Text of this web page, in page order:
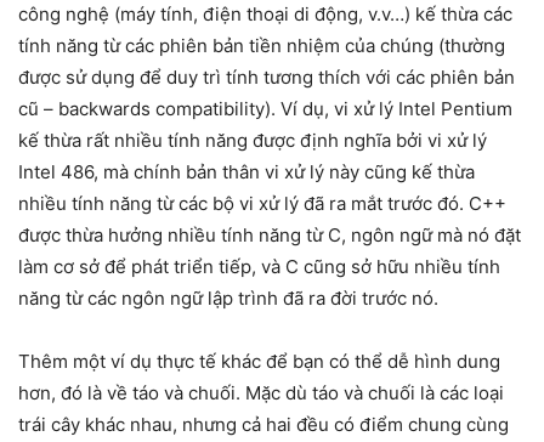
công nghệ (máy tính, điện thoại di động, v.v…) kế thừa các
tính năng từ các phiên bản tiền nhiệm của chúng (thường
được sử dụng để duy trì tính tương thích với các phiên bản
cũ – backwards compatibility). Ví dụ, vi xử lý Intel Pentium
kế thừa rất nhiều tính năng được định nghĩa bởi vi xử lý
Intel 486, mà chính bản thân vi xử lý này cũng kế thừa
nhiều tính năng từ các bộ vi xử lý đã ra mắt trước đó. C++
được thừa hưởng nhiều tính năng từ C, ngôn ngữ mà nó đặt
làm cơ sở để phát triển tiếp, và C cũng sở hữu nhiều tính
năng từ các ngôn ngữ lập trình đã ra đời trước nó.
Thêm một ví dụ thực tế khác để bạn có thể dễ hình dung
hơn, đó là về táo và chuối. Mặc dù táo và chuối là các loại
trái cây khác nhau, nhưng cả hai đều có điểm chung cùng